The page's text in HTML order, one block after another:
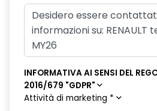
emergency lane keep assist
mantenimento della corsia
fari posteriori FULL LED 3D con
SHAPE
frecce di direzione
freno di stazionamento elettrico
INFORMATIVA AI SENSI DEL
2016/679 "GDPR"
Attività di marketing *